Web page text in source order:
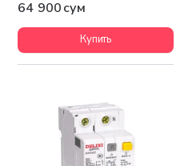
64 900 сум
Купить